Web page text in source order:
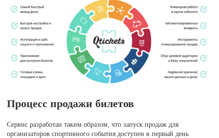
Процесс продажи билетов
Сервис разработан таким образом, что запуск продаж для
организаторов спортивного события доступен в первый день